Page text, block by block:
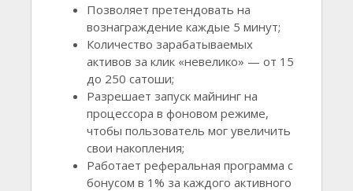
Позволяет претендовать на
вознаграждение каждые 5 минут;
Количество зарабатываемых
активов за клик «невелико» — от 15
до 250 сатоши;
Разрешает запуск майнинг на
процессора в фоновом режиме,
чтобы пользователь мог увеличить
свои накопления;
Работает реферальная программа с
бонусом в 1% за каждого активного